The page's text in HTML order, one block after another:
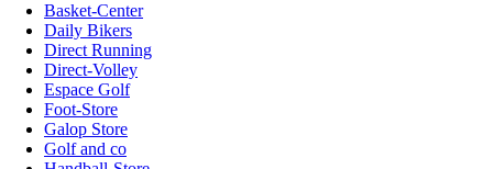
Basket-Center
Daily Bikers
Direct Running
Direct-Volley
Espace Golf
Foot-Store
Galop Store
Golf and co